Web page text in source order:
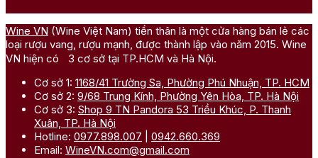
Wine VN (Wine Việt Nam) tiền thân là một cửa hàng bán lẻ các
loại rượu vang, rượu mạnh, được thành lập vào năm 2015. Wine
VN hiện có 3 cơ sở tại TP.HCM và Hà Nội.
Cơ sở 1: 1168/41 Trường Sa, Phường Phú Nhuận, TP. HCM
Cơ sở 2: 9/68 Trung Kính, Phường Yên Hòa, TP. Hà Nội
Cơ sở 3: Shop 9 TN Pandora 53 Triều Khúc, P. Thanh
Xuân, TP. Hà Nội
Hotline: 0977.898.007
0942.660.369
Email: WineVN.com@gmail.com